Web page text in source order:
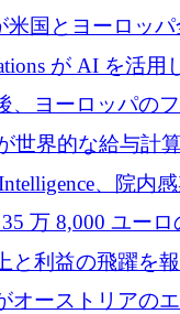
リジェンス向け
確保
米国とヨーロッ
拡大するために
が AI を活用
めに 2 億 8,000 万
、ヨーロッパの
ンダメンタルズを
が世界的な給与計
ムを拡大するため
、院内
確保
万 8,000 ユー
売業のスプレッド
います
と利益の飛躍を
オーストリアの